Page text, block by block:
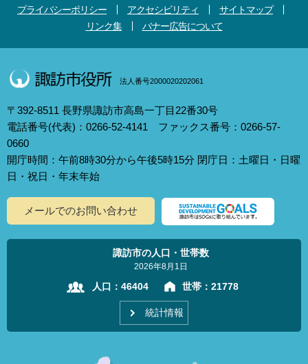
プライバシーポリシー
アクセシビリティ
サイトマップ
リンク集
バナー広告について
法人番号2000020202061
〒392-8511 長野県諏訪市高島一丁目22番30号
電話番号(代表)：0266-52-4141 ファックス番号：0266-57-
0660
開庁時間：午前8時30分から午後5時15分 閉庁日：土曜日・日曜
日・祝日・年末年始
メールでのお問い合わせ
諏訪市の人口・世帯数
2026年8月1日
人口： 46404 世帯： 21778
統計情報